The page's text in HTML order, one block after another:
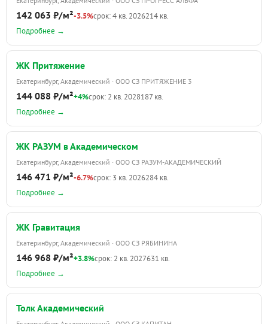
142 063 ₽/м²-3.5%срок: 4 кв. 2026214 кв.
Подробнее →
ЖК Притяжение
Екатеринбург, Академический · ООО СЗ ПРИТЯЖЕНИЕ 3
144 088 ₽/м²+4%срок: 2 кв. 2028187 кв.
Подробнее →
ЖК РАЗУМ в Академическом
Екатеринбург, Академический · ООО СЗ РАЗУМ-АКАДЕМИЧЕСКИЙ
146 471 ₽/м²-6.7%срок: 3 кв. 2026284 кв.
Подробнее →
ЖК Гравитация
Екатеринбург, Академический · ООО СЗ РЯБИНИНА
146 968 ₽/м²+3.8%срок: 2 кв. 2027631 кв.
Подробнее →
Толк Академический